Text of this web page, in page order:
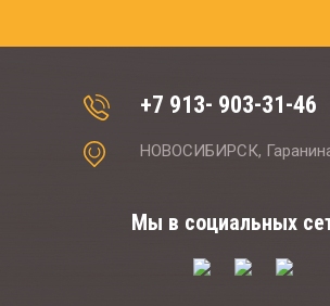
+7 913- 903-31-46
НОВОСИБИРСК,
Мы в социальных